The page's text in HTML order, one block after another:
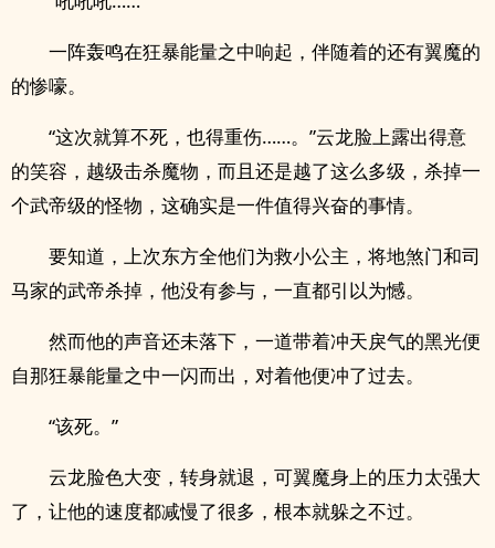
一阵轰鸣在狂暴能量之中响起，伴随着的还有翼魔的
的惨嚎。
“这次就算不死，也得重伤……。”云龙脸上露出得意
的笑容，越级击杀魔物，而且还是越了这么多级，杀掉一
个武帝级的怪物，这确实是一件值得兴奋的事情。
要知道，上次东方全他们为救小公主，将地煞门和司
马家的武帝杀掉，他没有参与，一直都引以为憾。
然而他的声音还未落下，一道带着冲天戾气的黑光便
自那狂暴能量之中一闪而出，对着他便冲了过去。
“该死。”
云龙脸色大变，转身就退，可翼魔身上的压力太强大
了，让他的速度都减慢了很多，根本就躲之不过。